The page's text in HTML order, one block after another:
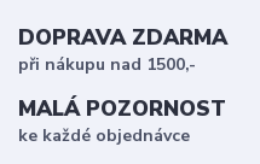
DOPRAVA ZDARMA
při nákupu nad 1500,-
MALÁ POZORNOST
ke každé objednávce